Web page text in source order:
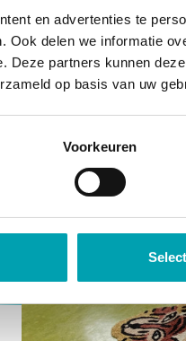
en advertenties te
Ook delen we informatie
Deze partners kunnen
op basis van uw
Voorkeuren